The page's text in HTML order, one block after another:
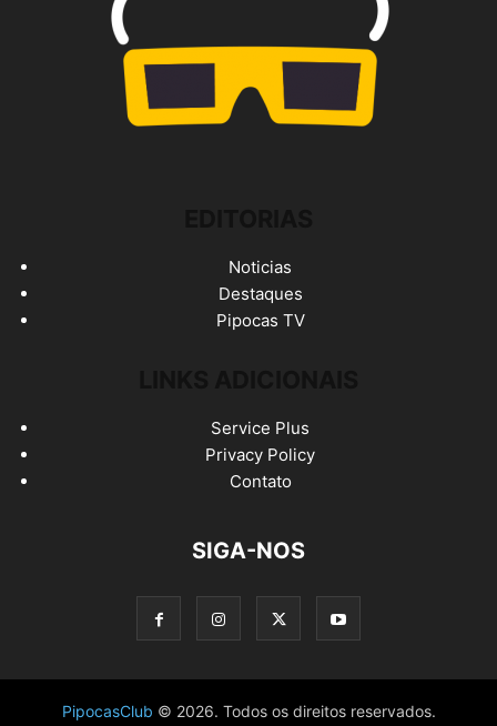
Noticias
Destaques
Pipocas TV
Service Plus
Privacy Policy
Contato
SIGA-NOS
PipocasClub © 2026. Todos os direitos reservados.